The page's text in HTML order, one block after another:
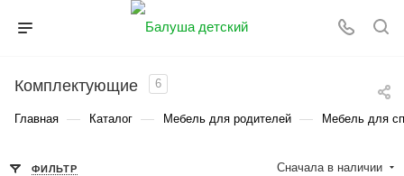
Комплектующие 6
Главная — Каталог — Мебель для родителей — Мебель для
ФИЛЬТР Сначала в наличии